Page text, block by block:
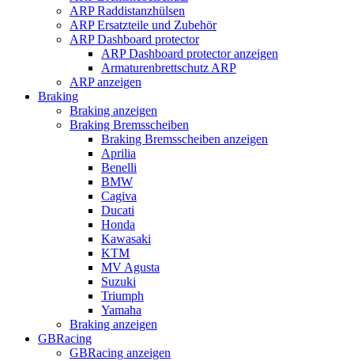
ARP Raddistanzhülsen
ARP Ersatzteile und Zubehör
ARP Dashboard protector
ARP Dashboard protector anzeigen
Armaturenbrettschutz ARP
ARP anzeigen
Braking
Braking anzeigen
Braking Bremsscheiben
Braking Bremsscheiben anzeigen
Aprilia
Benelli
BMW
Cagiva
Ducati
Honda
Kawasaki
KTM
MV Agusta
Suzuki
Triumph
Yamaha
Braking anzeigen
GBRacing
GBRacing anzeigen